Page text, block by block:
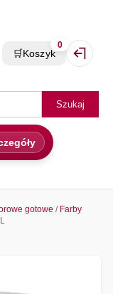
Szukaj
🛒Koszyk
0
gotowe / Farby